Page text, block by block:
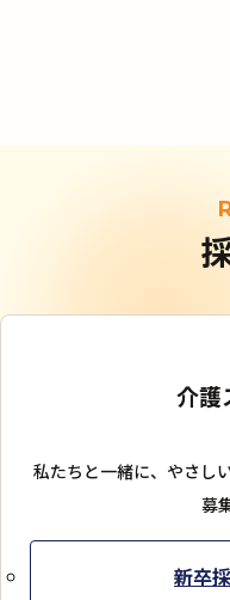
介護
私たちと一緒に、やさし
募
新卒